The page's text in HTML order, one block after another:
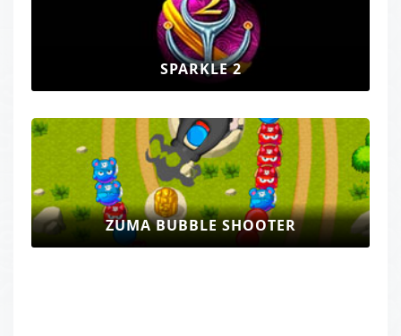
SPARKLE 2
ZUMA BUBBLE SHOOTER